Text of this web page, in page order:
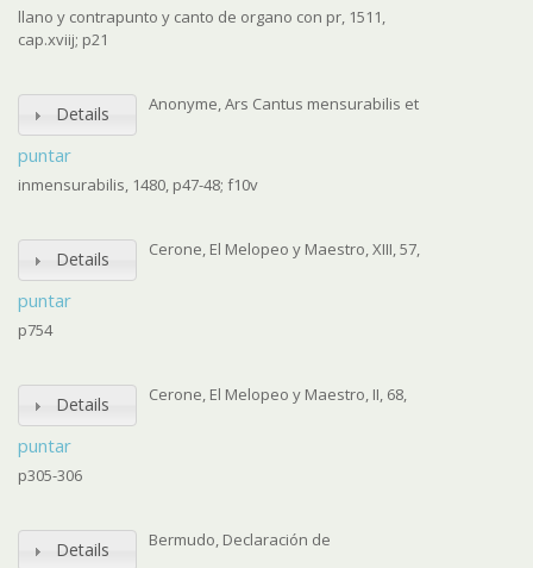
llano y contrapunto y canto de organo con pr, 1511,
cap.xviij; p21
Details
puntar
Anonyme, Ars Cantus mensurabilis et
inmensurabilis, 1480, p47-48; f10v
Details
puntar
Cerone, El Melopeo y Maestro, XIII, 57,
p754
Details
puntar
Cerone, El Melopeo y Maestro, II, 68,
p305-306
Details Bermudo, Declaración de